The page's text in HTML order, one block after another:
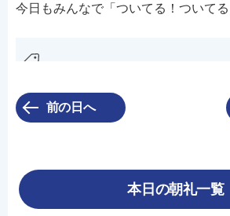
今日もみんなで「ついてる！ついて
前の日へ
本日の朝礼一覧